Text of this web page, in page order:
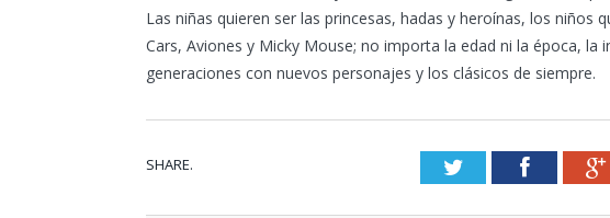
Las niñas quieren ser las princesas, hadas y heroínas, los niños
Cars, Aviones y Micky Mouse; no importa la edad ni la época, la
generaciones con nuevos personajes y los clásicos de siempre.
SHARE. TwitterFacebook